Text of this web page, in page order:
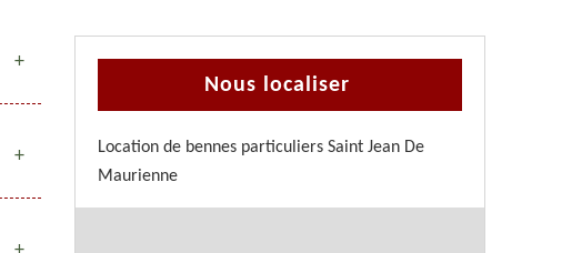
Nous localiser
Location de bennes particuliers Saint Jean De
Maurienne